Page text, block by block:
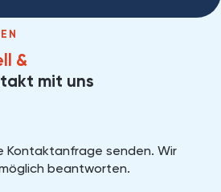
&
mit uns
Kontaktanfrage senden. Wir
beantworten.